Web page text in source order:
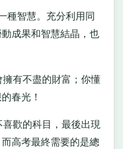
智慧。充分利用同
成果和智慧結晶，也
有不盡的財富；你懂
春光！
歡的科目，最後出現
高考最終需要的是總